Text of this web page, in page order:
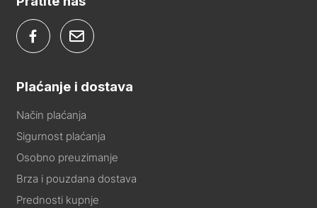
Plaćanje i dostava
Način plaćanja
Sigurnost plaćanja
Osobno preuzimanje
Brza i pouzdana dostava
Prednosti kupnje